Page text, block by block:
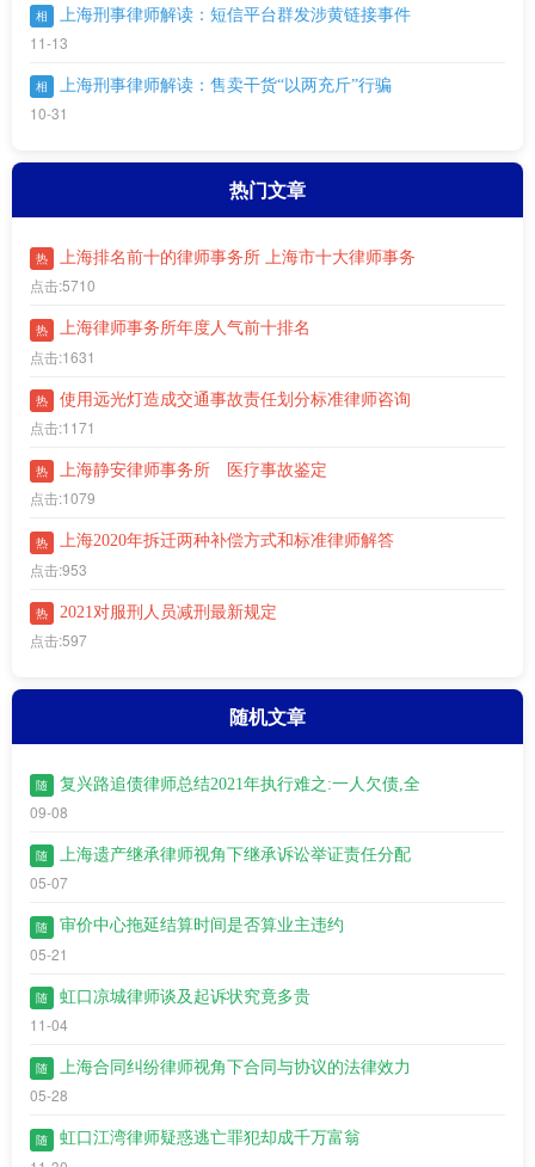
相 上海刑事律师解读：短信平台群发涉黄链接事件
11-13
相 上海刑事律师解读：售卖干货“以两充斤”行骗
10-31
热门文章
热 上海排名前十的律师事务所 上海市十大律师事务
点击:5710
热 上海律师事务所年度人气前十排名
点击:1631
热 使用远光灯造成交通事故责任划分标准律师咨询
点击:1171
热 上海静安律师事务所 医疗事故鉴定
点击:1079
热 上海2020年拆迁两种补偿方式和标准律师解答
点击:953
热 2021对服刑人员减刑最新规定
点击:597
随机文章
随 复兴路追债律师总结2021年执行难之:一人欠债,全
09-08
随 上海遗产继承律师视角下继承诉讼举证责任分配
05-07
随 审价中心拖延结算时间是否算业主违约
05-21
随 虹口凉城律师谈及起诉状究竟多贵
11-04
随 上海合同纠纷律师视角下合同与协议的法律效力
05-28
随 虹口江湾​律师疑惑逃亡罪犯却成千万富翁